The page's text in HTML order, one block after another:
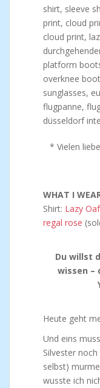
* Vielen
WHAT I
Shirt: Lazy Oaf
regal rose
Du willst
wissen –
Heute geht
Und eins
Silvester
selbst)
wusste ich